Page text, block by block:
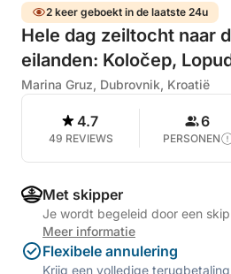
2 keer geboekt in de laatste 24u
Hele dag zeiltocht naar
eilanden: Koločep,
Marina Gruz, Dubrovnik, Kroatië
4.7
49 REVIEWS
6
PERSONEN
Met skipper
Je wordt begeleid door een
Meer informatie
Flexibele annulering
Krijg een volledige